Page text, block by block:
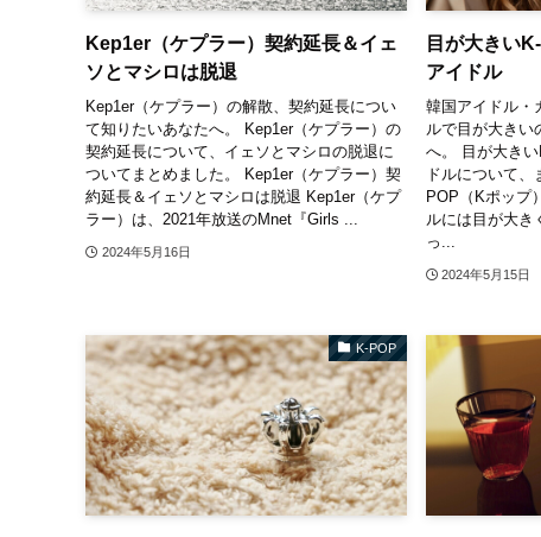
Kep1er（ケプラー）契約延長＆イェ
ソとマシロは脱退
Kep1er（ケプラー）の解散、契約延長につい
て知りたいあなたへ。 Kep1er（ケプラー）の
契約延長について、イェソとマシロの脱退に
ついてまとめました。 Kep1er（ケプラー）契
約延長＆イェソとマシロは脱退 Kep1er（ケプ
ラー）は、2021年放送のMnet『Girls ...
2024年5月16日
目が大きい
アイドル
韓国アイドル・
ルで目が大きい
へ。 目が大き
ドルについて
POP（Kポップ
ルには目が大き
っ...
2024年5月15日
K-POP